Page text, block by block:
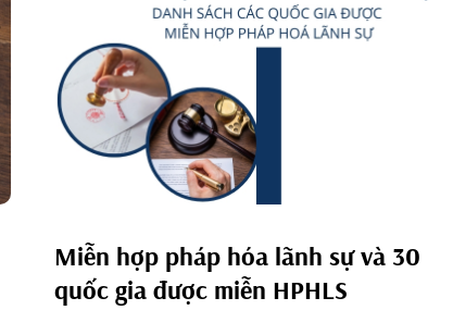
Miễn hợp pháp hóa lãnh sự và 30
quốc gia được miễn HPHLS